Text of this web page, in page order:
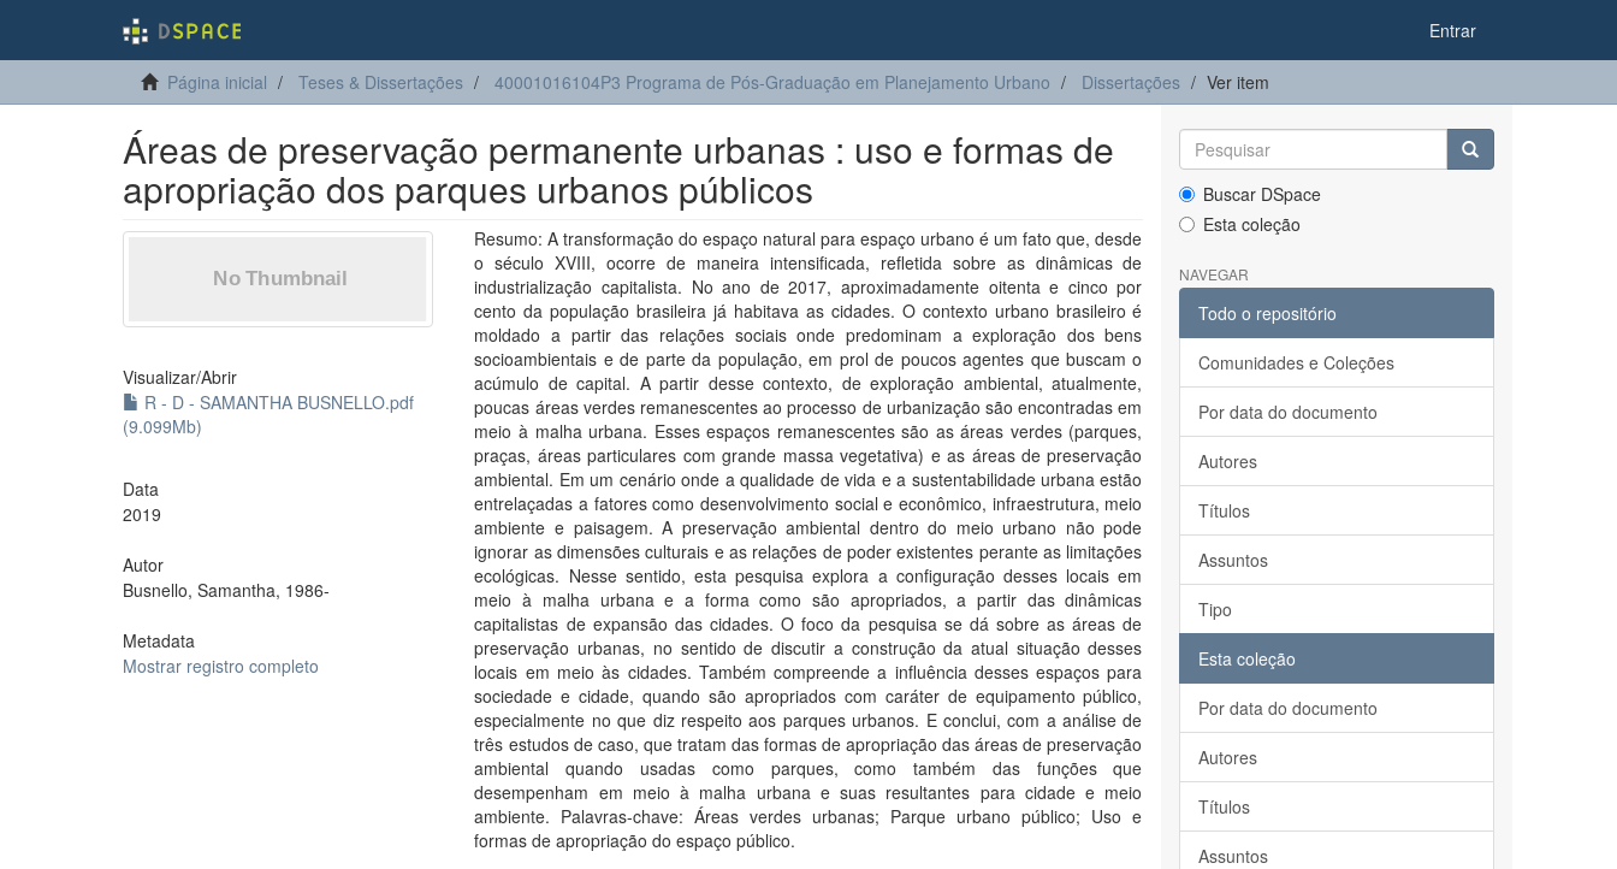
Entrar
Página inicial Teses & Dissertações 40001016104P3 Programa de Pós-Graduação em Planejamento Urbano Dissertações Ver item
Áreas de preservação permanente urbanas : uso e formas de
apropriação dos parques urbanos públicos
Visualizar/Abrir
R - D - SAMANTHA BUSNELLO.pdf
(9.099Mb)
Data
2019
Autor
Busnello, Samantha, 1986-
Metadata
Mostrar registro completo
Resumo: A transformação do espaço natural para espaço urbano é um fato que, desde
o século XVIII, ocorre de maneira intensificada, refletida sobre as dinâmicas de
industrialização capitalista. No ano de 2017, aproximadamente oitenta e cinco por
cento da população brasileira já habitava as cidades. O contexto urbano brasileiro é
moldado a partir das relações sociais onde predominam a exploração dos bens
socioambientais e de parte da população, em prol de poucos agentes que buscam o
acúmulo de capital. A partir desse contexto, de exploração ambiental, atualmente,
poucas áreas verdes remanescentes ao processo de urbanização são encontradas em
meio à malha urbana. Esses espaços remanescentes são as áreas verdes (parques,
praças, áreas particulares com grande massa vegetativa) e as áreas de preservação
ambiental. Em um cenário onde a qualidade de vida e a sustentabilidade urbana estão
entrelaçadas a fatores como desenvolvimento social e econômico, infraestrutura, meio
ambiente e paisagem. A preservação ambiental dentro do meio urbano não pode
ignorar as dimensões culturais e as relações de poder existentes perante as limitações
ecológicas. Nesse sentido, esta pesquisa explora a configuração desses locais em
meio à malha urbana e a forma como são apropriados, a partir das dinâmicas
capitalistas de expansão das cidades. O foco da pesquisa se dá sobre as áreas de
preservação urbanas, no sentido de discutir a construção da atual situação desses
locais em meio às cidades. Também compreende a influência desses espaços para
sociedade e cidade, quando são apropriados com caráter de equipamento público,
especialmente no que diz respeito aos parques urbanos. E conclui, com a análise de
três estudos de caso, que tratam das formas de apropriação das áreas de preservação
ambiental quando usadas como parques, como também das funções que
desempenham em meio à malha urbana e suas resultantes para cidade e meio
ambiente. Palavras-chave: Áreas verdes urbanas; Parque urbano público; Uso e
formas de apropriação do espaço público.
Buscar DSpace
Esta coleção
NAVEGAR
Todo o repositório
Comunidades e Coleções
Por data do documento
Autores
Títulos
Assuntos
Tipo
Esta coleção
Por data do documento
Autores
Títulos
Assuntos